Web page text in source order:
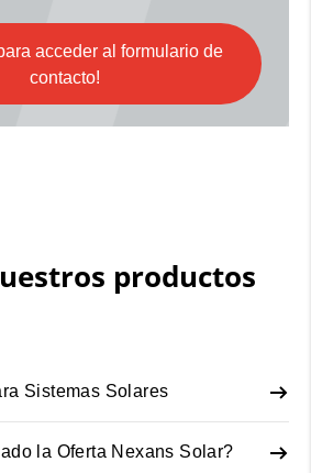
acceder al formulario de
contacto!
productos
Sistemas Solares
la Oferta Nexans Solar?